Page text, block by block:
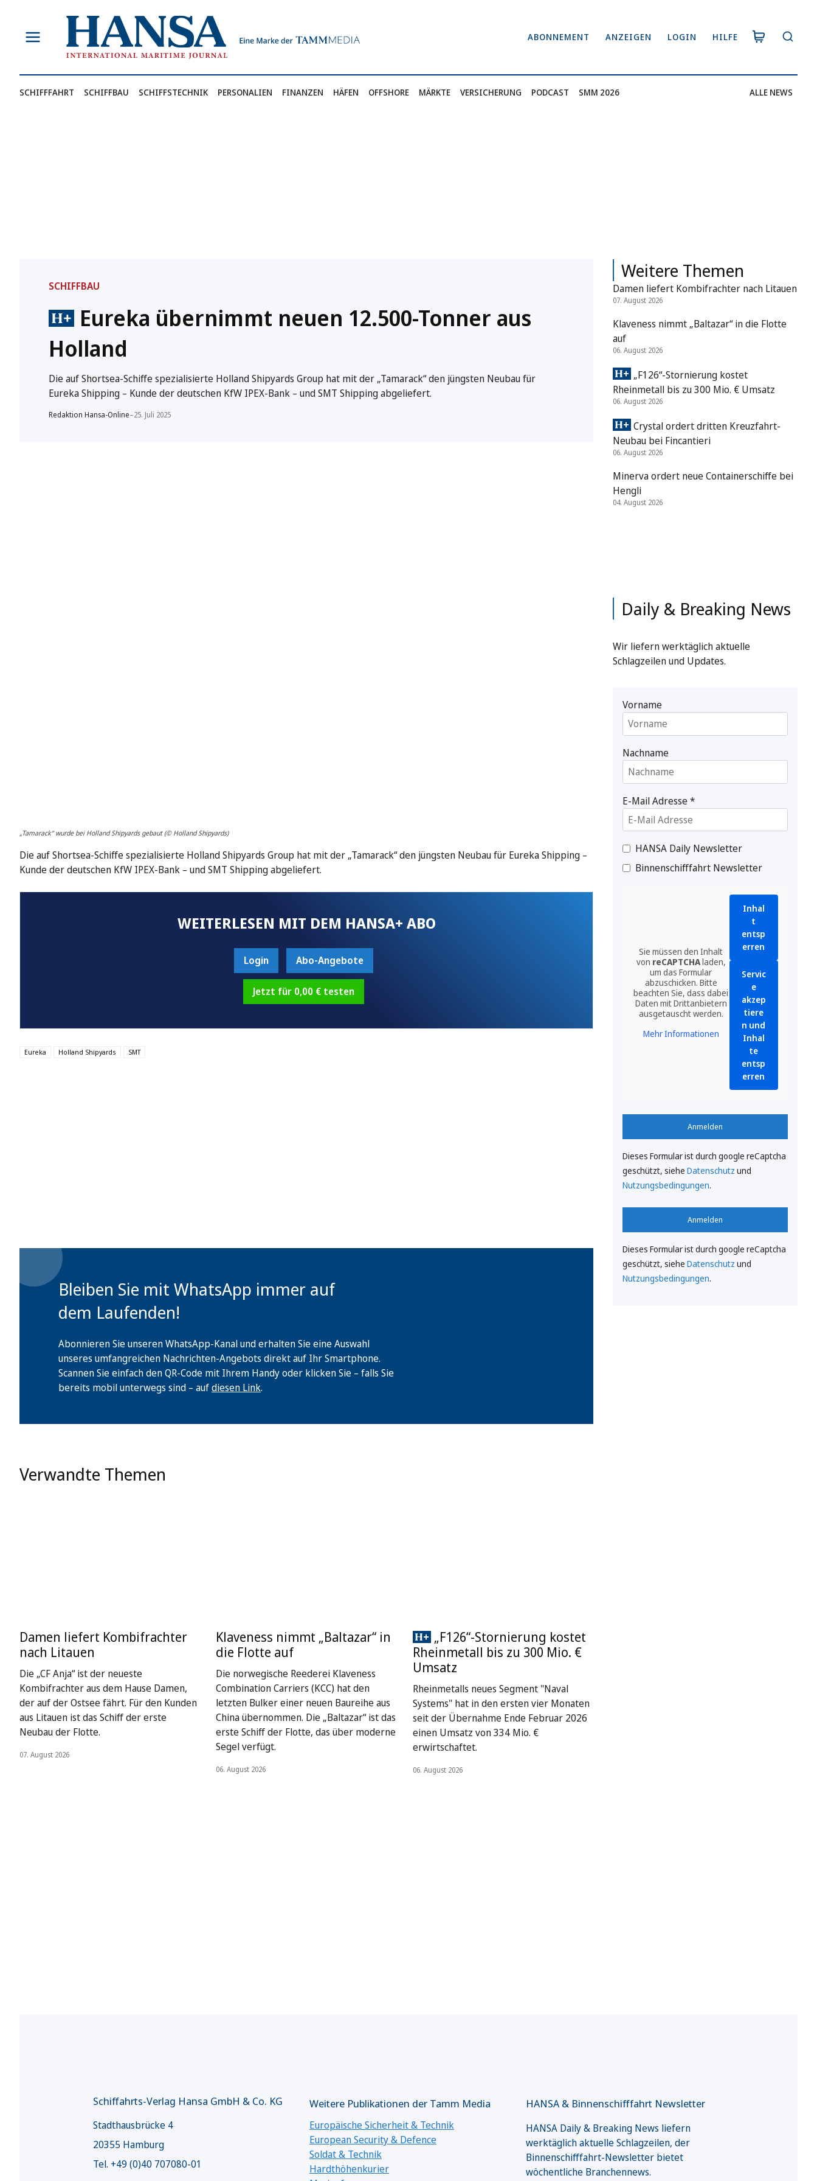
springen
ABONNEMENT ANZEIGEN LOGIN HILFE
SCHIFFFAHRT SCHIFFBAU SCHIFFSTECHNIK PERSONALIEN FINANZEN HÄFEN OFFSHORE MÄRKTE VERSICHERUNG PODCAST SMM 2026 ALLE NEWS
SCHIFFBAU
Eureka übernimmt neuen 12.500-Tonner aus
Holland
Die auf Shortsea-Schiffe spezialisierte Holland Shipyards Group hat mit der „Tamarack“ den jüngsten Neubau für
Eureka Shipping – Kunde der deutschen KfW IPEX-Bank – und SMT Shipping abgeliefert.
Redaktion Hansa-Online–25. Juli 2025
„Tamarack“ wurde bei Holland Shipyards gebaut (© Holland Shipyards)
Die auf Shortsea-Schiffe spezialisierte Holland Shipyards Group hat mit der „Tamarack“ den jüngsten Neubau für Eureka Shipping –
Kunde der deutschen KfW IPEX-Bank – und SMT Shipping abgeliefert.
WEITERLESEN MIT DEM HANSA+ ABO
Login Abo-Angebote
Jetzt für 0,00 € testen
Eureka Holland Shipyards SMT
Bleiben Sie mit WhatsApp immer auf
dem Laufenden!
Abonnieren Sie unseren WhatsApp-Kanal und erhalten Sie eine Auswahl
unseres umfangreichen Nachrichten-Angebots direkt auf Ihr Smartphone.
Scannen Sie einfach den QR-Code mit Ihrem Handy oder klicken Sie – falls Sie
bereits mobil unterwegs sind – aufdiesen Link.
Verwandte Themen
Damen liefert Kombifrachter
nach Litauen
Die „CF Anja“ ist der neueste
Kombifrachter aus dem Hause Damen,
der auf der Ostsee fährt. Für den Kunden
aus Litauen ist das Schiff der erste
Neubau der Flotte.
07. August 2026
Klaveness nimmt „Baltazar“ in
die Flotte auf
Die norwegische Reederei Klaveness
Combination Carriers (KCC) hat den
letzten Bulker einer neuen Baureihe aus
China übernommen. Die „Baltazar“ ist das
erste Schiff der Flotte, das über moderne
Segel verfügt.
06. August 2026
„F126“-Stornierung kostet
Rheinmetall bis zu 300 Mio. €
Umsatz
Rheinmetalls neues Segment "Naval
Systems" hat in den ersten vier Monaten
seit der Übernahme Ende Februar 2026
einen Umsatz von 334 Mio. €
erwirtschaftet.
06. August 2026
Weitere Themen
Damen liefert Kombifrachter nach Litauen
07. August 2026
Klaveness nimmt „Baltazar“ in die Flotte
auf
06. August 2026
„F126“-Stornierung kostet
Rheinmetall bis zu 300 Mio. € Umsatz
06. August 2026
Crystal ordert dritten Kreuzfahrt-
Neubau bei Fincantieri
06. August 2026
Minerva ordert neue Containerschiffe bei
Hengli
04. August 2026
Daily & Breaking News
Wir liefern werktäglich aktuelle
Schlagzeilen und Updates.
Vorname
Nachname
E-Mail Adresse*
HANSA Daily Newsletter
Binnenschifffahrt Newsletter
Sie müssen den Inhalt
von reCAPTCHAladen,
um das Formular
abzuschicken. Bitte
beachten Sie, dass dabei
Daten mit Drittanbietern
ausgetauscht werden.
Mehr Informationen
Inhal
t
entsp
erren
Servic
e
akzep
tiere
n und
Inhal
te
entsp
erren
Anmelden
Dieses Formular ist durch google reCaptcha
geschützt, siehe Datenschutz und
Nutzungsbedingungen.
Anmelden
Dieses Formular ist durch google reCaptcha
geschützt, siehe Datenschutz und
Nutzungsbedingungen.
Schiffahrts-Verlag Hansa GmbH & Co. KG
Stadthausbrücke 4
20355 Hamburg
Tel. +49 (0)40 707080-01
Weitere Publikationen der Tamm Media
Europäische Sicherheit & Technik
European Security & Defence
Soldat & Technik
Hardthöhenkurier
HANSA & Binnenschifffahrt Newsletter
HANSA Daily & Breaking News liefern
werktäglich aktuelle Schlagzeilen, der
Binnenschifffahrt-Newsletter bietet
wöchentliche Branchennews.